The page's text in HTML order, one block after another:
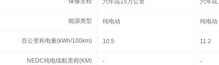
保修里程 六年或15万公里 六年或
能源类型 纯电动 纯电动
百公里耗电量(kWh/100km) 10.5 11.2
NEDC纯电续航里程(KM) - -
能源类型
百公里耗电量(kWh/100km)
NEDC纯电续航里程(KM)